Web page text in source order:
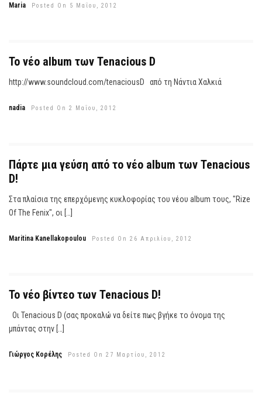
Maria Posted On 5 Μαΐου, 2012
Το νέο album των Tenacious D
http://www.soundcloud.com/tenaciousD από τη Νάντια Χαλκιά
nadia Posted On 2 Μαΐου, 2012
Πάρτε μια γεύση από το νέο album των Tenacious
D!
Στα πλαίσια της επερχόμενης κυκλοφορίας του νέου album τους, "Rize
Of The Fenix", οι […]
Maritina Kanellakopoulou Posted On 26 Απριλίου, 2012
To νέο βίντεο των Tenacious D!
Οι Tenacious D (σας προκαλώ να δείτε πως βγήκε το όνομα της
μπάντας στην […]
Γιώργος Κορέλης Posted On 27 Μαρτίου, 2012